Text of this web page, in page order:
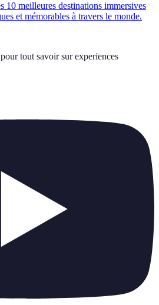
10 meilleures destinations immersives
et mémorables à travers le monde.
tout savoir sur experiences